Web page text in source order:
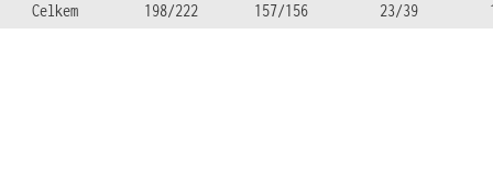
Celkem 198/222 157/156 23/39